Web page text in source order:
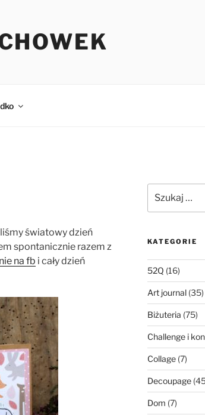
światowy dzień
spontanicznie razem z
na fb i cały dzień
KATEGORIE
52Q (16)
Art journal(35)
Biżuteria (75)
Challenge i
Collage(7)
Decoupage
Dom (7)